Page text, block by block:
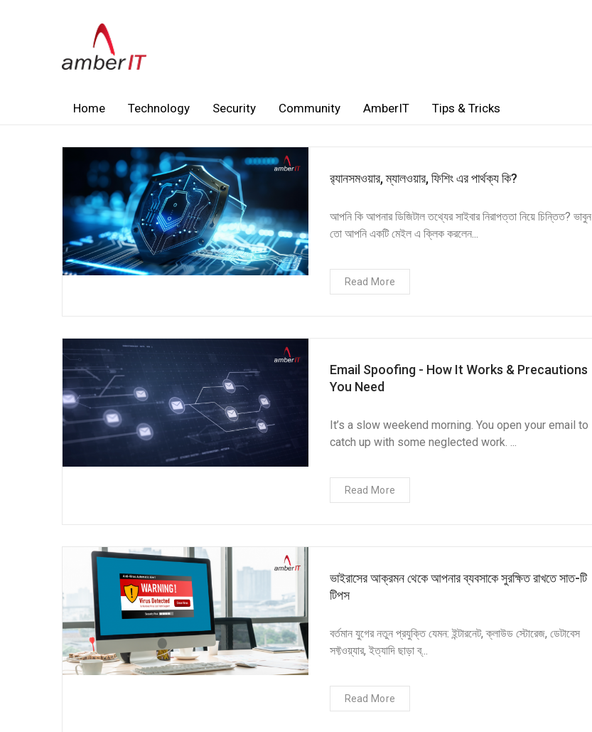
Home Technology Security Community AmberIT Tips & Tricks
র‍্যানসমওয়ার, ম্যালওয়ার, ফিশিং এর পার্থক্য কি?
আপনি কি আপনার ডিজিটাল তথ্যের সাইবার নিরাপত্তা নিয়ে চিন্তিত? ভাবুন
তো আপনি একটি মেইল এ ক্লিক করলেন...
Read More
Email Spoofing - How It Works & Precautions
You Need
It’s a slow weekend morning. You open your email to
catch up with some neglected work. ...
Read More
ভাইরাসের আক্রমন থেকে আপনার ব্যবসাকে সুরক্ষিত রাখতে সাত-টি
টিপস
বর্তমান যুগের নতুন প্রযুক্তি যেমন: ইন্টারনেট, ক্লাউড স্টোরেজ, ডেটাবেস
সফ্টওয়্যার, ইত্যাদি ছাড়া ব্...
Read More